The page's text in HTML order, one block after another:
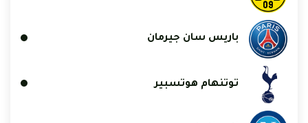
باريس سان جيرمان
توتنهام هوتسبير